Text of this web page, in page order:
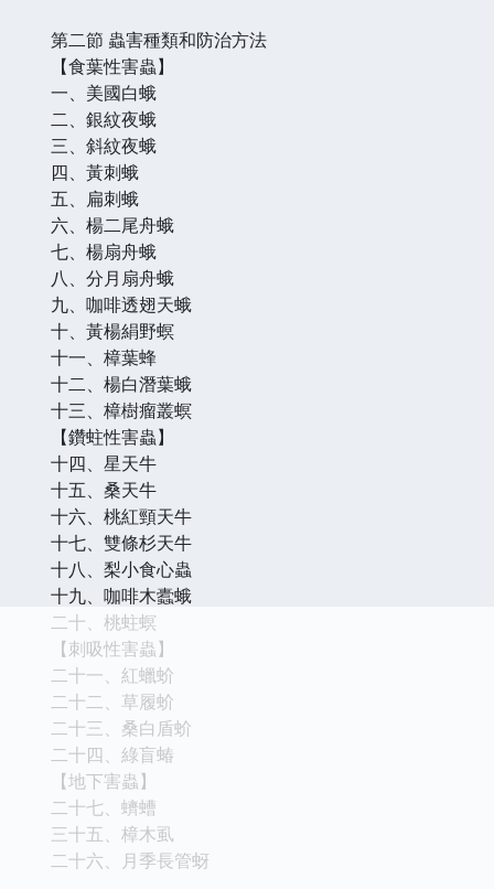
第二節 蟲害種類和防治方法
【食葉性害蟲】
一、美國白蛾
二、銀紋夜蛾
三、斜紋夜蛾
四、黃刺蛾
五、扁刺蛾
六、楊二尾舟蛾
七、楊扇舟蛾
八、分月扇舟蛾
九、咖啡透翅天蛾
十、黃楊絹野螟
十一、樟葉蜂
十二、楊白潛葉蛾
十三、樟樹瘤叢螟
【鑽蛀性害蟲】
十四、星天牛
十五、桑天牛
十六、桃紅頸天牛
十七、雙條杉天牛
十八、梨小食心蟲
十九、咖啡木蠹蛾
二十、桃蛀螟
【刺吸性害蟲】
二十一、紅蠟蚧
二十二、草履蚧
二十三、桑白盾蚧
二十四、綠盲蝽
【地下害蟲】
二十七、蠐螬
三十五、樟木虱
二十六、月季長管蚜